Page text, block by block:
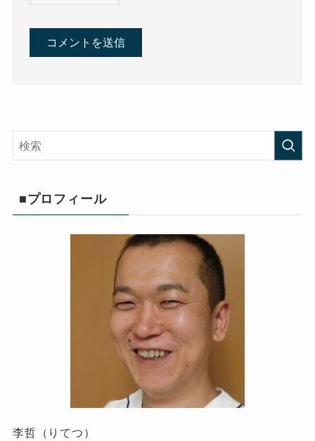
■プロフィール
李哲（りてつ）